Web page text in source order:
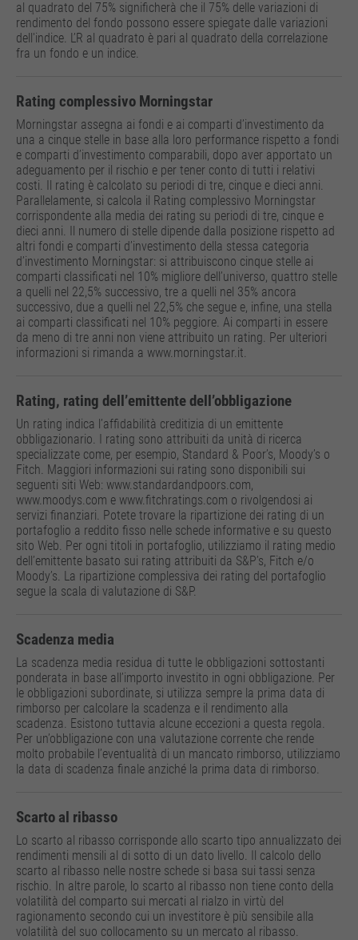
al quadrato del 75% significherà che il 75% delle variazioni di
rendimento del fondo possono essere spiegate dalle variazioni
dell'indice. L’R al quadrato è pari al quadrato della correlazione
fra un fondo e un indice.
Rating complessivo Morningstar
Morningstar assegna ai fondi e ai comparti d’investimento da
una a cinque stelle in base alla loro performance rispetto a fondi
e comparti d’investimento comparabili, dopo aver apportato un
adeguamento per il rischio e per tener conto di tutti i relativi
costi. Il rating è calcolato su periodi di tre, cinque e dieci anni.
Parallelamente, si calcola il Rating complessivo Morningstar
corrispondente alla media dei rating su periodi di tre, cinque e
dieci anni. Il numero di stelle dipende dalla posizione rispetto ad
altri fondi e comparti d’investimento della stessa categoria
d’investimento Morningstar: si attribuiscono cinque stelle ai
comparti classificati nel 10% migliore dell’universo, quattro stelle
a quelli nel 22,5% successivo, tre a quelli nel 35% ancora
successivo, due a quelli nel 22,5% che segue e, infine, una stella
ai comparti classificati nel 10% peggiore. Ai comparti in essere
da meno di tre anni non viene attribuito un rating. Per ulteriori
informazioni si rimanda a www.morningstar.it.
Rating, rating dell’emittente dell’obbligazione
Un rating indica l’affidabilità creditizia di un emittente
obbligazionario. I rating sono attribuiti da unità di ricerca
specializzate come, per esempio, Standard & Poor’s, Moody’s o
Fitch. Maggiori informazioni sui rating sono disponibili sui
seguenti siti Web: www.standardandpoors.com,
www.moodys.com e www.fitchratings.com o rivolgendosi ai
servizi finanziari. Potete trovare la ripartizione dei rating di un
portafoglio a reddito fisso nelle schede informative e su questo
sito Web. Per ogni titoli in portafoglio, utilizziamo il rating medio
dell’emittente basato sui rating attribuiti da S&P’s, Fitch e/o
Moody’s. La ripartizione complessiva dei rating del portafoglio
segue la scala di valutazione di S&P.
Scadenza media
La scadenza media residua di tutte le obbligazioni sottostanti
ponderata in base all’importo investito in ogni obbligazione. Per
le obbligazioni subordinate, si utilizza sempre la prima data di
rimborso per calcolare la scadenza e il rendimento alla
scadenza. Esistono tuttavia alcune eccezioni a questa regola.
Per un’obbligazione con una valutazione corrente che rende
molto probabile l’eventualità di un mancato rimborso, utilizziamo
la data di scadenza finale anziché la prima data di rimborso.
Scarto al ribasso
Lo scarto al ribasso corrisponde allo scarto tipo annualizzato dei
rendimenti mensili al di sotto di un dato livello. Il calcolo dello
scarto al ribasso nelle nostre schede si basa sui tassi senza
rischio. In altre parole, lo scarto al ribasso non tiene conto della
volatilità del comparto sui mercati al rialzo in virtù del
ragionamento secondo cui un investitore è più sensibile alla
volatilità del suo collocamento su un mercato al ribasso.